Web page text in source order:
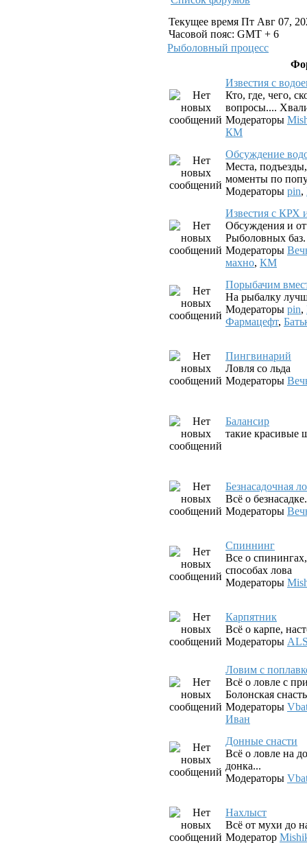
Текущее время Пт Авг 07,
Часовой пояс: GMT + 6
Рыболовный процесс
Известия с
Кто, где, чего,
вопросы....
Модераторы
КМ
Обсуждение
Места,
моменты по
Модераторы pin,
Известия с КРХ
Обсуждения и
Рыболовных баз.
Модераторы
махно, КМ
Порыбачим
На рыбалку
Модераторы pin,
Фармацефт,
Пингвинарий
Ловля со льда
Модераторы
Балансир
такие красивые
Безнасадочная
Всё о
Модераторы
Спиннинг
Все о
способах лова
Модераторы
Карпятник
Всё о карпе,
Модераторы
Ловим с
Всё о ловле с
Болонская
Модераторы
Иван
Донные снасти
Всё о ловле на
донка...
Модераторы
Нахлыст
Всё от мухи до
Модератор